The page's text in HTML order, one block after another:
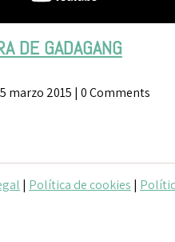
DE GADAGANG
5 marzo 2015 | 0 Comments
| Política de cookies |